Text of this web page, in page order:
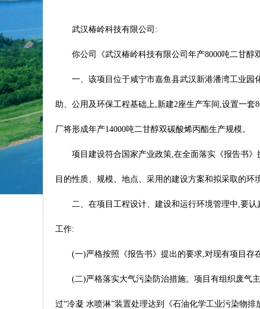
武汉椿岭科技有限公司:
你公司《武汉椿岭科技有限公司年产8000吨二甘
一、该项目位于咸宁市嘉鱼县武汉新港潘湾工业园
助、公用及环保工程基础上,新建2座生产车间,设置一
厂将形成年产14000吨二甘醇双碳酸烯丙酯生产规模。
项目建设符合国家产业政策,在全面落实《报告书
目的性质、规模、地点、采用的建设方案和拟采取的环
二、在项目工程设计、建设和运行环境管理中,要
工作:
(一)严格按照《报告书》提出的要求,对现有项目存
(二)严格落实大气污染防治措施。项目有组织废气
过“冷凝 水喷淋”装置处理达到《石油化学工业污染物